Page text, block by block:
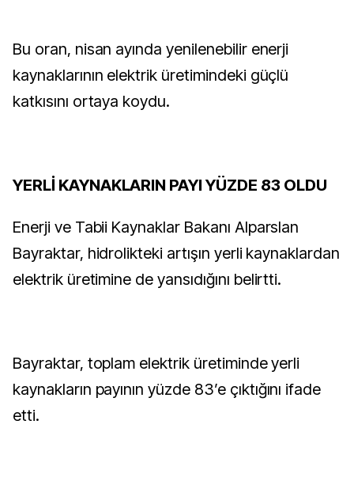
Bu oran, nisan ayında yenilenebilir enerji
kaynaklarının elektrik üretimindeki güçlü
katkısını ortaya koydu.
YERLİ KAYNAKLARIN PAYI YÜZDE 83 OLDU
Enerji ve Tabii Kaynaklar Bakanı Alparslan
Bayraktar, hidrolikteki artışın yerli kaynaklardan
elektrik üretimine de yansıdığını belirtti.
Bayraktar, toplam elektrik üretiminde yerli
kaynakların payının yüzde 83’e çıktığını ifade
etti.